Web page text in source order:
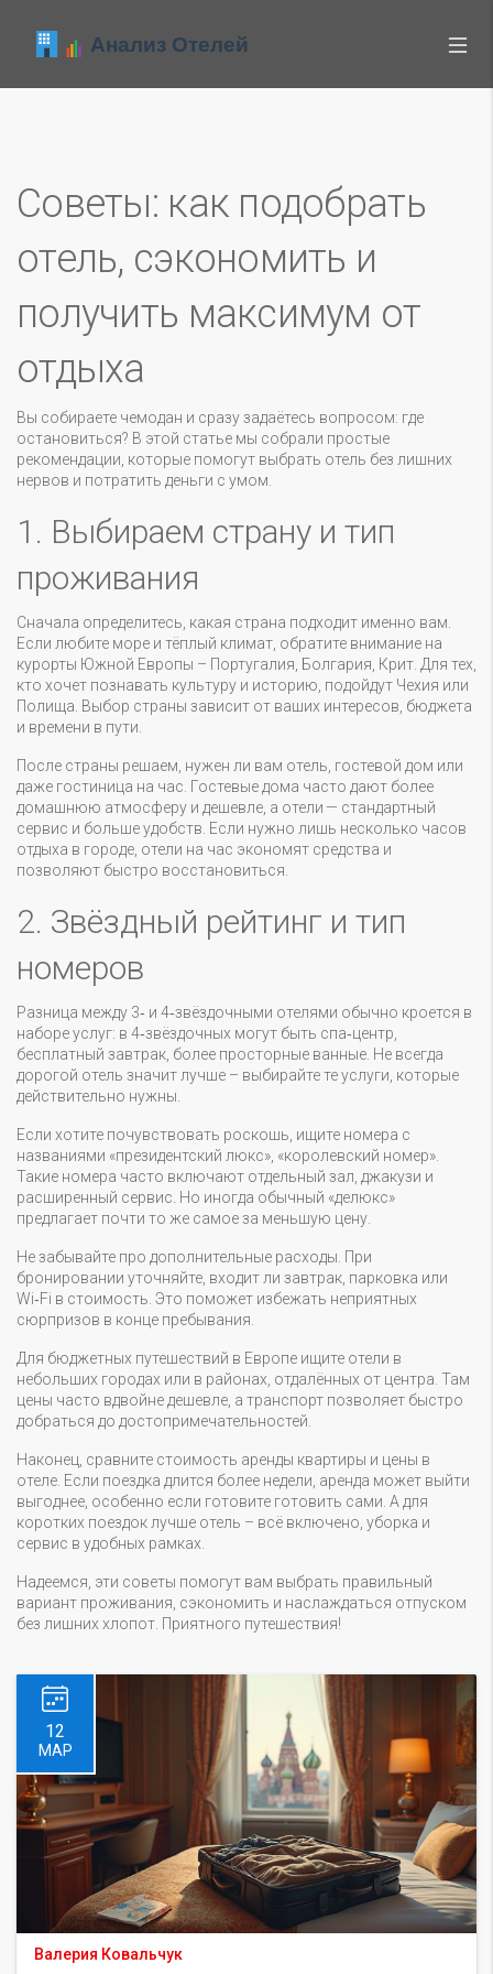
Советы: как подобрать
отель, сэкономить и
получить максимум от
отдыха
Вы собираете чемодан и сразу задаётесь вопросом: где
остановиться? В этой статье мы собрали простые
рекомендации, которые помогут выбрать отель без лишних
нервов и потратить деньги с умом.
1. Выбираем страну и тип
проживания
Сначала определитесь, какая страна подходит именно вам.
Если любите море и тёплый климат, обратите внимание на
курорты Южной Европы – Португалия, Болгария, Крит. Для тех,
кто хочет познавать культуру и историю, подойдут Чехия или
Полища. Выбор страны зависит от ваших интересов, бюджета
и времени в пути.
После страны решаем, нужен ли вам отель, гостевой дом или
даже гостиница на час. Гостевые дома часто дают более
домашнюю атмосферу и дешевле, а отели — стандартный
сервис и больше удобств. Если нужно лишь несколько часов
отдыха в городе, отели на час экономят средства и
позволяют быстро восстановиться.
2. Звёздный рейтинг и тип
номеров
Разница между 3‑ и 4‑звёздочными отелями обычно кроется в
наборе услуг: в 4‑звёздочных могут быть спа‑центр,
бесплатный завтрак, более просторные ванные. Не всегда
дорогой отель значит лучше – выбирайте те услуги, которые
действительно нужны.
Если хотите почувствовать роскошь, ищите номера с
названиями «президентский люкс», «королевский номер».
Такие номера часто включают отдельный зал, джакузи и
расширенный сервис. Но иногда обычный «делюкс»
предлагает почти то же самое за меньшую цену.
Не забывайте про дополнительные расходы. При
бронировании уточняйте, входит ли завтрак, парковка или
Wi‑Fi в стоимость. Это поможет избежать неприятных
сюрпризов в конце пребывания.
Для бюджетных путешествий в Европе ищите отели в
небольших городах или в районах, отдалённых от центра. Там
цены часто вдвойне дешевле, а транспорт позволяет быстро
добраться до достопримечательностей.
Наконец, сравните стоимость аренды квартиры и цены в
отеле. Если поездка длится более недели, аренда может выйти
выгоднее, особенно если готовите готовить сами. А для
коротких поездок лучше отель – всё включено, уборка и
сервис в удобных рамках.
Надеемся, эти советы помогут вам выбрать правильный
вариант проживания, сэкономить и наслаждаться отпуском
без лишних хлопот. Приятного путешествия!
12
МАР
Валерия Ковальчук